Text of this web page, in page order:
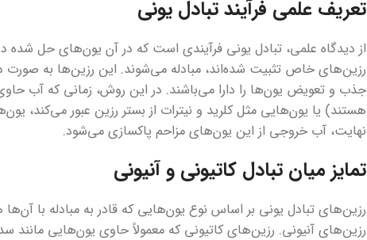
تعریف علمی فرآیند تبادل یونی
از دیدگاه علمی، تبادل یونی فرآیندی است که در آن یون‌های حل
رزین‌های خاص تثبیت شده‌اند، مبادله می‌شوند. این رزین‌ها به
جذب و تعویض یون‌ها را دارا می‌باشند. در این روش، زمانی که آب
هستند) یا یون‌هایی مثل کلرید و نیترات از بستر رزین عبور می‌کند،
نهایت، آب خروجی از این یون‌های مزاحم پاکسازی می‌شود.
تمایز میان تبادل کاتیونی و آنیونی
رزین‌های تبادل یونی بر اساس نوع یون‌هایی که قادر به مبادله با